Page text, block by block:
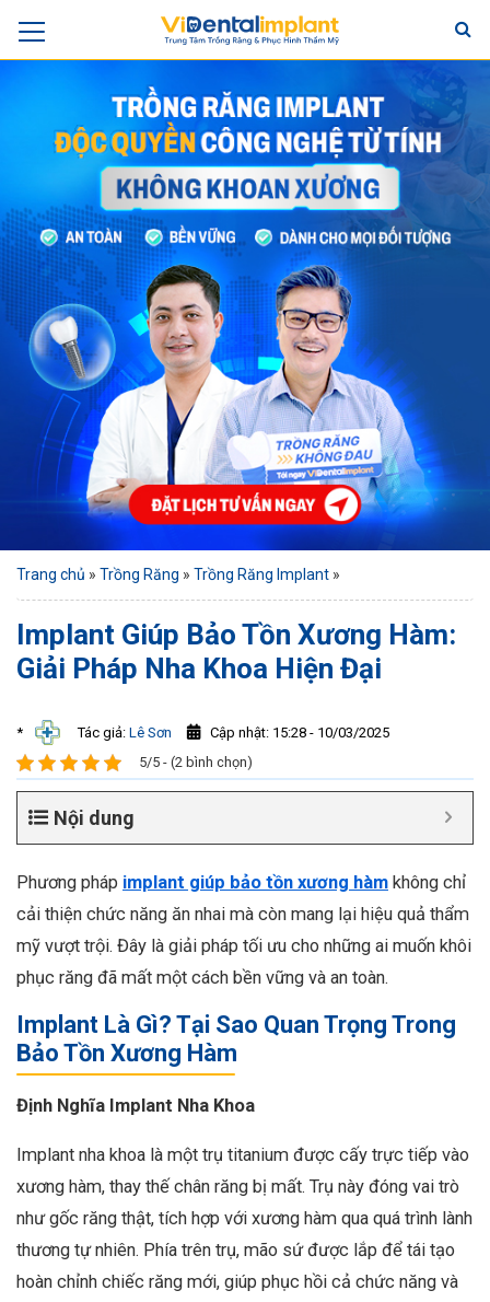
Trang chủ » Trồng Răng » Trồng Răng Implant »
Implant Giúp Bảo Tồn Xương Hàm:
Giải Pháp Nha Khoa Hiện Đại
* Tác giả: Lê Sơn
Cập nhật: 15:28 - 10/03/2025
5/5 - (2 bình chọn)
Nội dung
Phương pháp implant giúp bảo tồn xương hàm không chỉ
cải thiện chức năng ăn nhai mà còn mang lại hiệu quả thẩm
mỹ vượt trội. Đây là giải pháp tối ưu cho những ai muốn khôi
phục răng đã mất một cách bền vững và an toàn.
Implant Là Gì? Tại Sao Quan Trọng Trong
Bảo Tồn Xương Hàm
Định Nghĩa Implant Nha Khoa
Implant nha khoa là một trụ titanium được cấy trực tiếp vào
xương hàm, thay thế chân răng bị mất. Trụ này đóng vai trò
như gốc răng thật, tích hợp với xương hàm qua quá trình lành
thương tự nhiên. Phía trên trụ, mão sứ được lắp để tái tạo
hoàn chỉnh chiếc răng mới, giúp phục hồi cả chức năng và